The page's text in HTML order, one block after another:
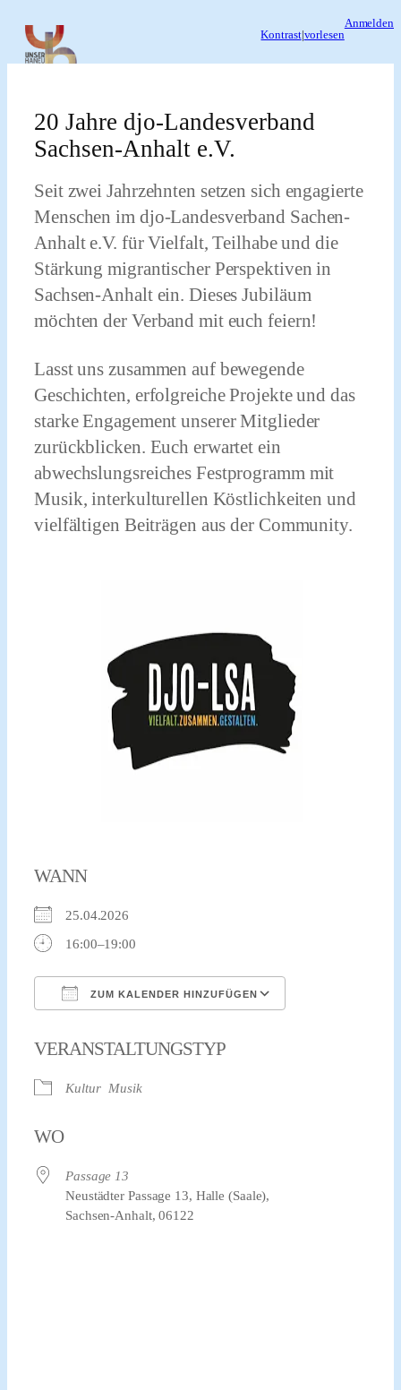
Inhalt
springen
Kontrast| vorlesen
Anmelden
20 Jahre djo-Landesverband
Sachsen-Anhalt e.V.
Seit zwei Jahrzehnten setzen sich engagierte
Menschen im djo-Landesverband Sachen-
Anhalt e.V. für Vielfalt, Teilhabe und die
Stärkung migrantischer Perspektiven in
Sachsen-Anhalt ein. Dieses Jubiläum
möchten der Verband mit euch feiern!
Lasst uns zusammen auf bewegende
Geschichten, erfolgreiche Projekte und das
starke Engagement unserer Mitglieder
zurückblicken. Euch erwartet ein
abwechslungsreiches Festprogramm mit
Musik, interkulturellen Köstlichkeiten und
vielfältigen Beiträgen aus der Community.
WANN
25.04.2026
16:00–19:00
ZUM KALENDER HINZUFÜGEN
VERANSTALTUNGSTYP
Kultur Musik
WO
Passage 13
Neustädter Passage 13, Halle (Saale),
Sachsen-Anhalt, 06122